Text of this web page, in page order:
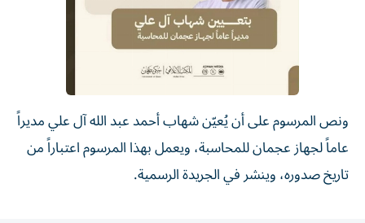
ونص المرسوم على أن يُعيّن شهاب أحمد عبد الله آل علي مديراً
عاماً لجهاز عجمان للمحاسبة، ويعمل بهذا المرسوم اعتباراً من
تاريخ صدوره، وينشر في الجريدة الرسمية.